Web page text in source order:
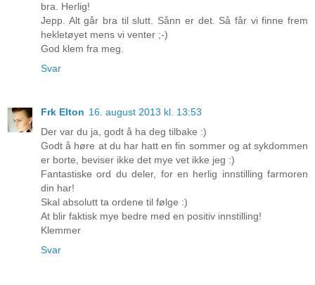
bra. Herlig!
Jepp. Alt går bra til slutt. Sånn er det. Så får vi finne frem
hekletøyet mens vi venter ;-)
God klem fra meg.
Svar
Frk Elton 16. august 2013 kl. 13:53
Der var du ja, godt å ha deg tilbake :)
Godt å høre at du har hatt en fin sommer og at sykdommen
er borte, beviser ikke det mye vet ikke jeg :)
Fantastiske ord du deler, for en herlig innstilling farmoren
din har!
Skal absolutt ta ordene til følge :)
At blir faktisk mye bedre med en positiv innstilling!
Klemmer
Svar